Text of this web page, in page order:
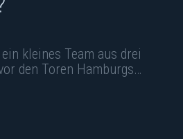
kleines Team aus drei
den Toren Hamburgs…